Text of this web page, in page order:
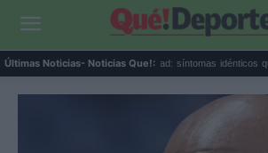
Últimas Noticias- Noticias Que!:
Calor extremo y ansiedad: síntomas idénticos que a...